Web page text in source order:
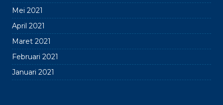
Mei 2021
April 2021
Maret 2021
Februari 2021
Januari 2021